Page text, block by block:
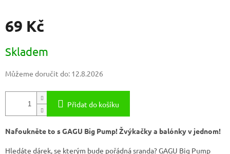
69 Kč
cena:
Skladem
Můžeme doručit do: 12.8.2026
Přidat do košíku
Nafoukněte to s GAGU Big Pump! Žvýkačky a balónky v jednom!
Hledáte dárek, se kterým bude pořádná sranda? GAGU Big Pump